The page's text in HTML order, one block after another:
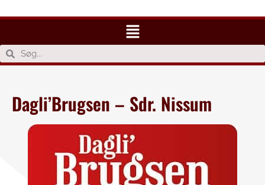
Dagli’Brugsen – Sdr. Nissum